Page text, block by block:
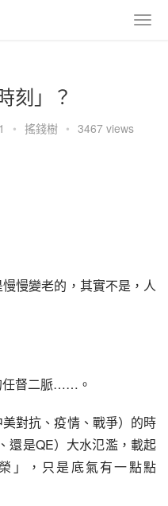
刻」？
• 搖錢樹 • 3467 views
慢變老的，其實不是，人
任督二脈……。
對抗、疫情、戰爭）的時
還是QE）大水氾濫，載起
」，只是底氣有一點點